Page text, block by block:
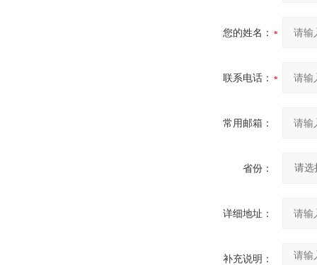
您的姓名：
联系电话：
常用邮箱：
省份：
详细地址：
补充说明：